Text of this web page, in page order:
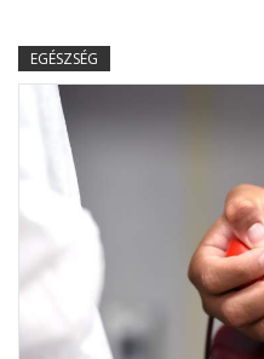
EGÉSZSÉG